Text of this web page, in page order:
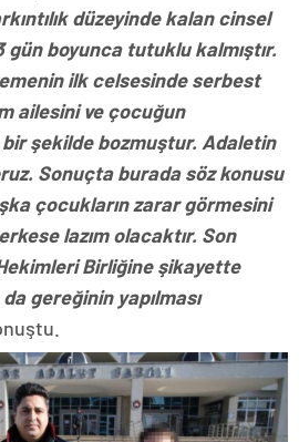
düzeyinde kalan cinsel
boyunca tutuklu kalmıştır.
ilk celsesinde serbest
ailesini ve çocuğun
şekilde bozmuştur. Adaletin
Sonuçta burada söz konusu
çocukların zarar görmesini
lazım olacaktır. Son
Birliğine şikayette
gereğinin yapılması